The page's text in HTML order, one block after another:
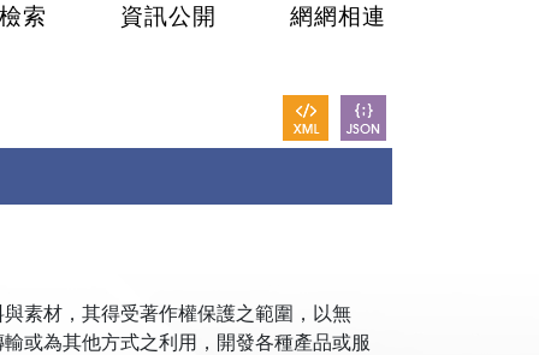
索 資訊公開 網網相連
素材，其得受著作權保護之範圍，以無
或為其他方式之利用，開發各種產品或服